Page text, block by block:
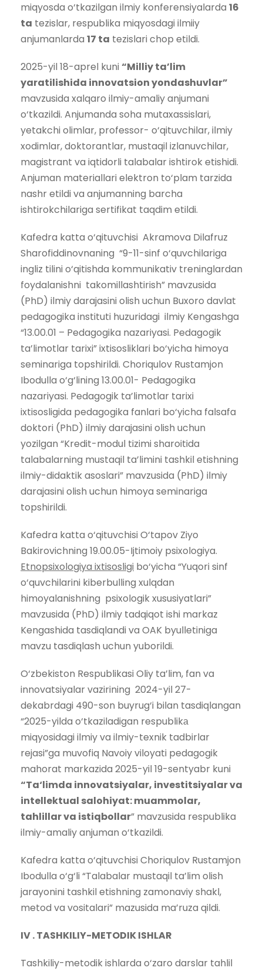
miqyosda o‘tkazilgan ilmiy konferensiyalarda 16
ta tezislar, respublika miqyosdagi ilmiiy
anjumanlarda 17 ta tezislari chop etildi.
2025-yil 18-aprel kuni “Milliy ta’lim
yaratilishida innovatsion yondashuvlar”
mavzusida xalqaro ilmiy-amaliy anjumani
o‘tkazildi. Anjumanda soha mutaxassislari,
yetakchi olimlar, professor- o‘qituvchilar, ilmiy
xodimlar, doktorantlar, mustaqil izlanuvchilar,
magistrant va iqtidorli talabalar ishtirok etishidi.
Anjuman materiallari elektron to‘plam tarzida
nashr etildi va anjumanning barcha
ishtirokchilariga sertifikat taqdim etildi.
Kafedra katta o‘qituvchisi Akramova Dilafruz
Sharofiddinovnaning “9-11-sinf o‘quvchilariga
ingliz tilini o‘qitishda kommunikativ treninglardan
foydalanishni takomillashtirish” mavzusida
(PhD) ilmiy darajasini olish uchun Buxoro davlat
pedagogika instituti huzuridagi ilmiy Kengashga
“13.00.01 – Pedagogika nazariyasi. Pedagogik
ta’limotlar tarixi” ixtisosliklari bo‘yicha himoya
seminariga topshirildi. Choriqulov Rustamjon
Ibodulla o‘g‘lining 13.00.01- Pedagogika
nazariyasi. Pedagogik ta’limotlar tarixi
ixtisosligida pedagogika fanlari bo‘yicha falsafa
doktori (PhD) ilmiy darajasini olish uchun
yozilgan “Kredit-modul tizimi sharoitida
talabalarning mustaqil ta’limini tashkil etishning
ilmiy-didaktik asoslari” mavzusida (PhD) ilmiy
darajasini olish uchun himoya seminariga
topshirildi.
Kafedra katta o‘qituvchisi O‘tapov Ziyo
Bakirovichning 19.00.05-Ijtimoiy psixologiya.
Etnopsixologiya ixtisosligi bo‘yicha “Yuqori sinf
o‘quvchilarini kiberbulling xulqdan
himoyalanishning psixologik xususiyatlari”
mavzusida (PhD) ilmiy tadqiqot ishi markaz
Kengashida tasdiqlandi va OAK byulletiniga
mavzu tasdiqlash uchun yuborildi.
O‘zbekiston Respublikasi Oliy ta’lim, fan va
innovatsiyalar vazirining 2024-yil 27-
dekabrdagi 490-son buyrug‘i bilan tasdiqlangan
“2025-yilda o‘tkaziladigan respublikа
miqyosidagi ilmiy va ilmiy-texnik tadbirlar
rejasi”ga muvofiq Navoiy viloyati pedagogik
mahorat markazida 2025-yil 19-sentyabr kuni
“Ta‘limda innovatsiyalar, investitsiyalar va
intellektual salohiyat: muammolar,
tahlillar va istiqbollar” mavzusida respublika
ilmiy-amaliy anjuman o‘tkazildi.
Kafedra katta o‘qituvchisi Choriqulov Rustamjon
Ibodulla o‘g‘li “Talabalar mustaqil ta’lim olish
jarayonini tashkil etishning zamonaviy shakl,
metod va vositalari” mazusida ma’ruza qildi.
IV . TASHKILIY-METODIK ISHLAR
Tashkiliy-metodik ishlarda o‘zaro darslar tahlil